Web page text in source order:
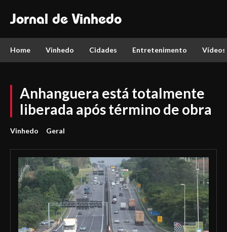
Jornal de Vinhedo
Home Vinhedo Cidades Entretenimento Vídeos
Anhanguera está totalmente
liberada após término de obra
Vinhedo Geral